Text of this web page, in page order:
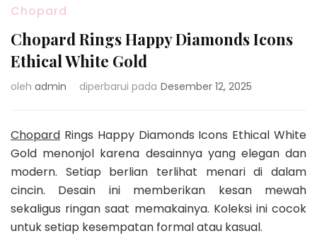
Chopard
Chopard Rings Happy Diamonds Icons
Ethical White Gold
oleh admin diperbarui pada Desember 12, 2025
Chopard Rings Happy Diamonds Icons Ethical White
Gold menonjol karena desainnya yang elegan dan
modern. Setiap berlian terlihat menari di dalam
cincin. Desain ini memberikan kesan mewah
sekaligus ringan saat memakainya. Koleksi ini cocok
untuk setiap kesempatan formal atau kasual.